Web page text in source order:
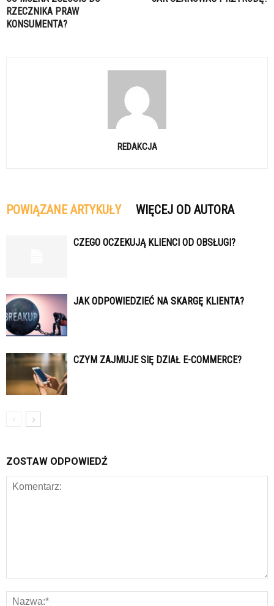
RZECZNIKA PRAW
KONSUMENTA?
REDAKCJA
POWIĄZANE ARTYKUŁY WIĘCEJ OD AUTORA
CZEGO OCZEKUJĄ KLIENCI OD OBSŁUGI?
JAK ODPOWIEDZIEĆ NA SKARGĘ KLIENTA?
CZYM ZAJMUJE SIĘ DZIAŁ E-COMMERCE?
ZOSTAW ODPOWIEDŹ